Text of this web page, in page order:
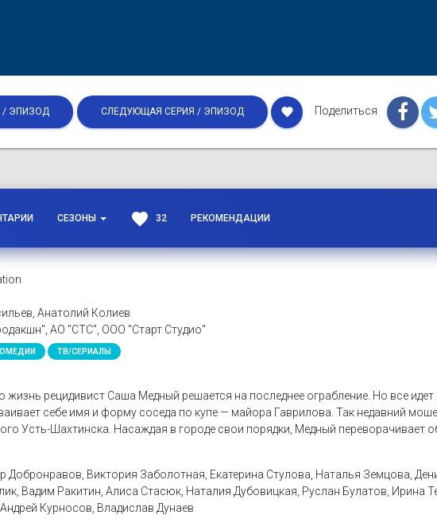
/ ЭПИЗОД СЛЕДУЮЩАЯ СЕРИЯ / ЭПИЗОД favorite Поделиться
СЕЗОНЫ favorite 32 РЕКОМЕНДАЦИИ
Анатолий Колиев
АО "СТС", ООО "Старт Студио"
ТВ/СЕРИАЛЫ
жизнь рецидивист Саша Медный решается на последнее ограбление. Но все
себе имя и форму соседа по купе — майора Гаврилова. Так недавний
Усть-Шахтинска. Насаждая в городе свои порядки, Медный переворачивает
Добронравов, Виктория Заболотная, Екатерина Стулова, Наталья Земцова,
Вадим Ракитин, Алиса Стасюк, Наталия Дубовицкая, Руслан Булатов, Ирина
Курносов, Владислав Дунаев